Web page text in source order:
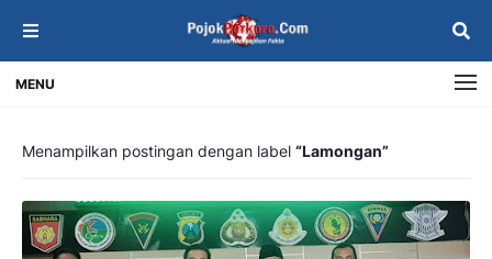
MENU
Menampilkan postingan dengan label Lamongan